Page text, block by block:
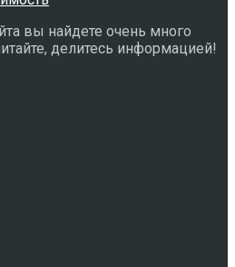
вы найдете очень много
делитесь информацией!